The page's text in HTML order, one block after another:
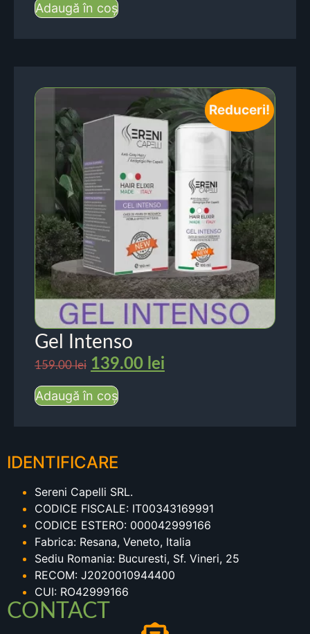
Adaugă în coș
Reduceri!
Gel Intenso
159.00lei 139.00 lei
Adaugă în coș
IDENTIFICARE
Sereni Capelli SRL.
CODICE FISCALE: IT00343169991
CODICE ESTERO: 000042999166
Fabrica: Resana, Veneto, Italia
Sediu Romania: Bucuresti, Sf. Vineri, 25
RECOM: J2020010944400
CUI: RO42999166
CONTACT